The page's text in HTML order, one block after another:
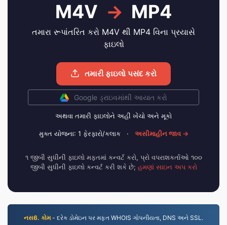
M4V → MP4
તમારા રૂપાંતરિત કરો M4V થી MP4 વિના પ્રયાસે
ફાઇલો
તમારી ફાઇલો પસંદ કરો
Google ડ્રાઇવમાંથી આયાત કરો
અથવા તમારી ફાઇલોને અહીં ખેંચો અને મૂકો
મુક્ત યોજના: 1 ફેરફારો/કલાક · અસીમાહીન જાવ →
૧ જીબી સુધીની ફાઇલો મફતમાં કન્વર્ટ કરો, પ્રો વપરાશકર્તાઓ ૧૦૦
જીબી સુધીની ફાઇલો કન્વર્ટ કરી શકે છે; હમણાં સાઇન અપ કરો
નસ6. કોમ- દરેક ડોમેઇન પર મફત WHOIS ગોપનીયતા, DNS અને SSL.